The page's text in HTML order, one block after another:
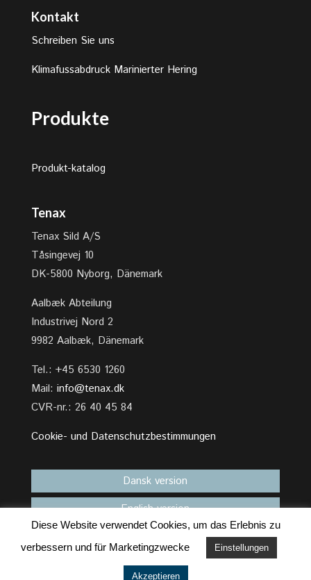
Kontakt
Schreiben Sie uns
Klimafussabdruck Marinierter Hering
Produkte
Produkt-katalog
Tenax
Tenax Sild A/S
Tåsingevej 10
DK-5800 Nyborg, Dänemark
Aalbæk Abteilung
Industrivej Nord 2
9982 Aalbæk, Dänemark
Tel.: +45 6530 1260
Mail: info@tenax.dk
CVR-nr.: 26 40 45 84
Cookie- und Datenschutzbestimmungen
Dansk version
English version
Diese Website verwendet Cookies, um das Erlebnis zu
verbessern und für Marketingzwecke
Einstellungen
Akzeptieren